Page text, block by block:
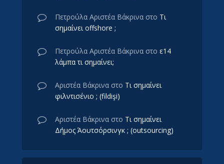
Πετρούλα Αριστέα Βάκρινα στο Τι
σημαίνει offshore ;
Πετρούλα Αριστέα Βάκρινα στο ε14
λάμπα τι σημαίνει;
Αριστέα Βάκρινα στο Τι σημαίνει
φιλντισένιο ; (fildişi)
Αριστέα Βάκρινα στο Τι σημαίνει
Δήμος Άουτσόρσινγκ ; (outsourcing)